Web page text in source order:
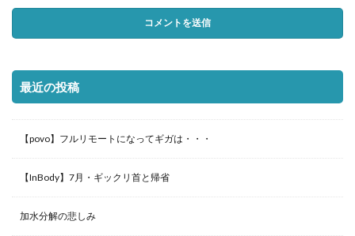
最近の投稿
【povo】フルリモートになってギガは・・・
【InBody】7月・ギックリ首と帰省
加水分解の悲しみ